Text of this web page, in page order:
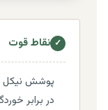
✓ نقاط قوت
پوشش نیکل
در برابر